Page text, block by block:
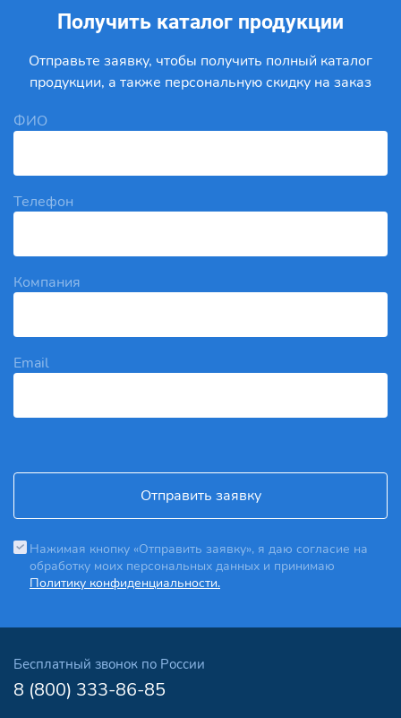
Получить каталог продукции
Отправьте заявку, чтобы получить полный каталог
продукции, а также персональную скидку на заказ
ФИО
Телефон
Компания
Email
Отправить заявку
Нажимая кнопку «Отправить заявку», я даю согласие на
обработку моих персональных данных и принимаю
Политику конфиденциальности.
Бесплатный звонок по России
8 (800) 333-86-85